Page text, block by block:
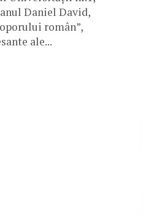
Daniel David,
român”,
ale...